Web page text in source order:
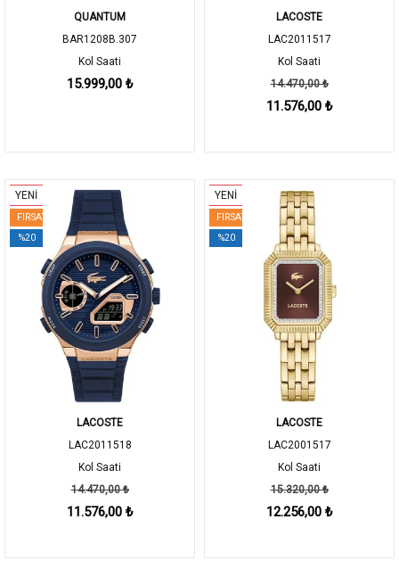
QUANTUM
BAR1208B.307
Kol Saati
15.999,00 ₺
LACOSTE
LAC2011517
Kol Saati
14.470,00 ₺
11.576,00 ₺
YENİ
FIRSAT
%20
LACOSTE
LAC2011518
Kol Saati
14.470,00 ₺
11.576,00 ₺
YENİ
FIRSAT
%20
LACOSTE
LAC2001517
Kol Saati
15.320,00 ₺
12.256,00 ₺